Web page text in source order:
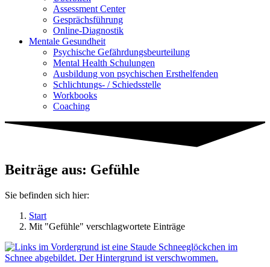
Assessment Center
Gesprächsführung
Online-Diagnostik
Mentale Gesundheit
Psychische Gefährdungs­beurteilung
Mental Health Schulungen
Ausbildung von psychischen Ersthelfenden
Schlichtungs- / Schiedsstelle
Workbooks
Coaching
Beiträge aus: Gefühle
Sie befinden sich hier:
Start
Mit "Gefühle" verschlagwortete Einträge